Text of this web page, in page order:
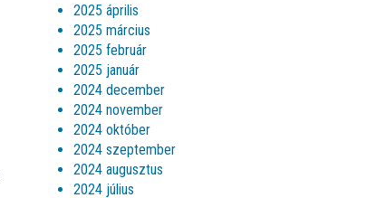
2025 április
2025 március
2025 február
2025 január
2024 december
2024 november
2024 október
2024 szeptember
2024 augusztus
2024 július